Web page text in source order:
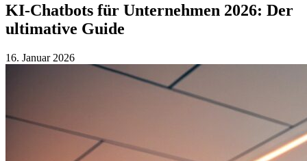
KI-Chatbots für Unternehmen 2026: Der
ultimative Guide
16. Januar 2026